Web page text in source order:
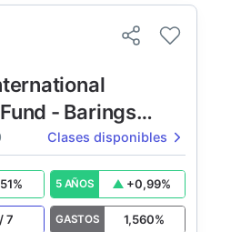
- Barings
Fund
Clases disponibles
% 5 AÑOS +0,99%
/7 GASTOS 1,560%